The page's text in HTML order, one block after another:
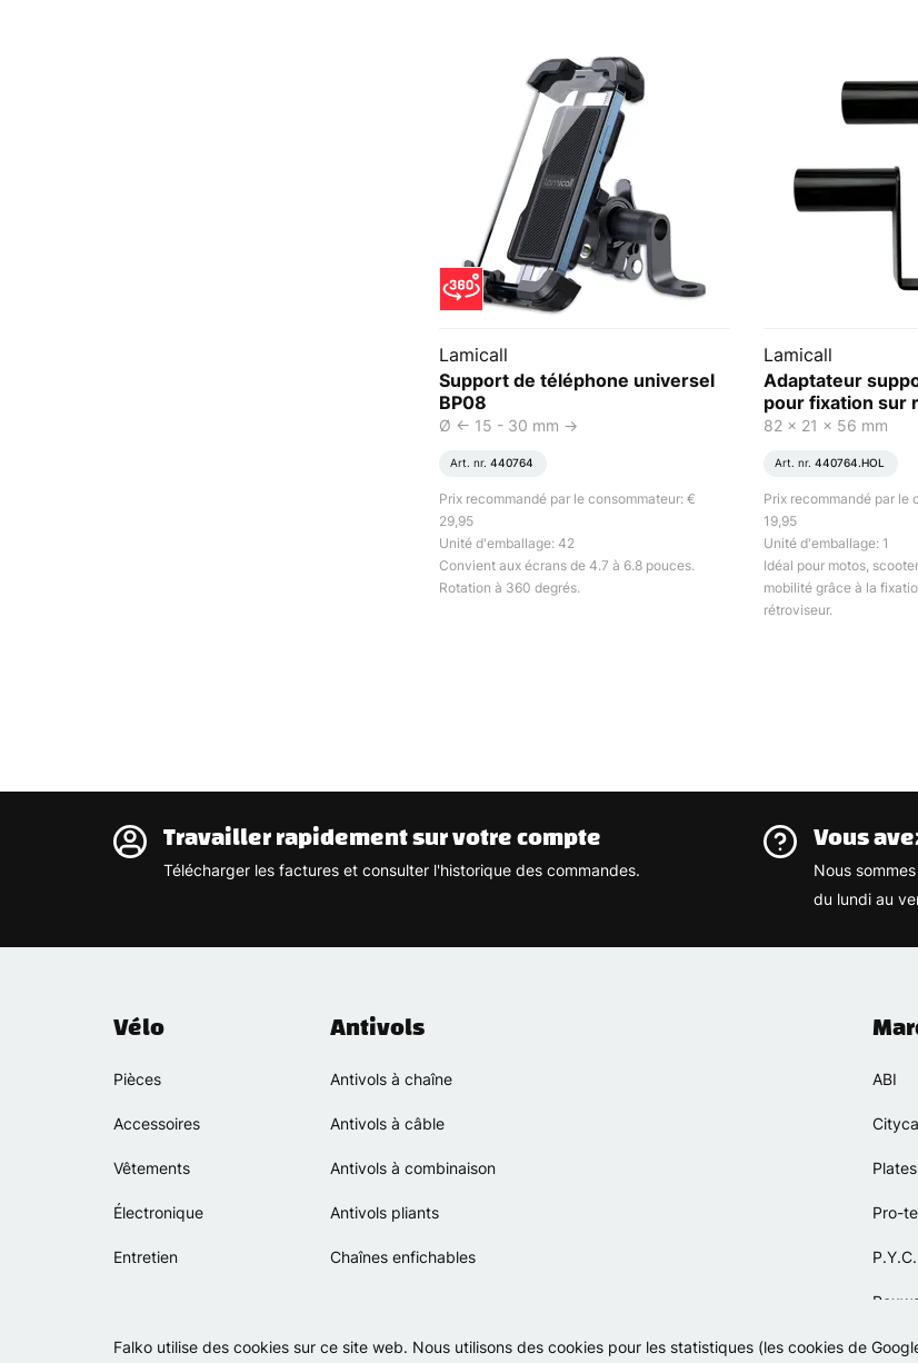
Falko utilise des cookies sur ce site web. Nous utilisons des cookies pour les statistiques (les cookies de
Lamicall
Support de téléphone universel
BP08
Ø <- 15 - 30 mm ->
Art. nr. 440764
Prix recommandé par le consommateur: €
29,95
Unité d'emballage: 42
Convient aux écrans de 4.7 à 6.8 pouces.
Rotation à 360 degrés.
Lamicall
Adaptateur
pour fixation sur
82 x 21 x 56 mm
Art. nr. 440764.HOL
Prix recommandé par le
19,95
Unité d'emballage: 1
Idéal pour motos,
mobilité grâce à la
rétroviseur.
Travailler rapidement sur votre compte
Télécharger les factures et consulter l'historique des commandes.
Vous
Nous
du lundi au
Vélo
Pièces
Accessoires
Vêtements
Électronique
Entretien
Antivols
Antivols à chaîne
Antivols à câble
Antivols à combinaison
Antivols pliants
Chaînes enfichables
ABI
Pro-
P.Y.C.
Selle